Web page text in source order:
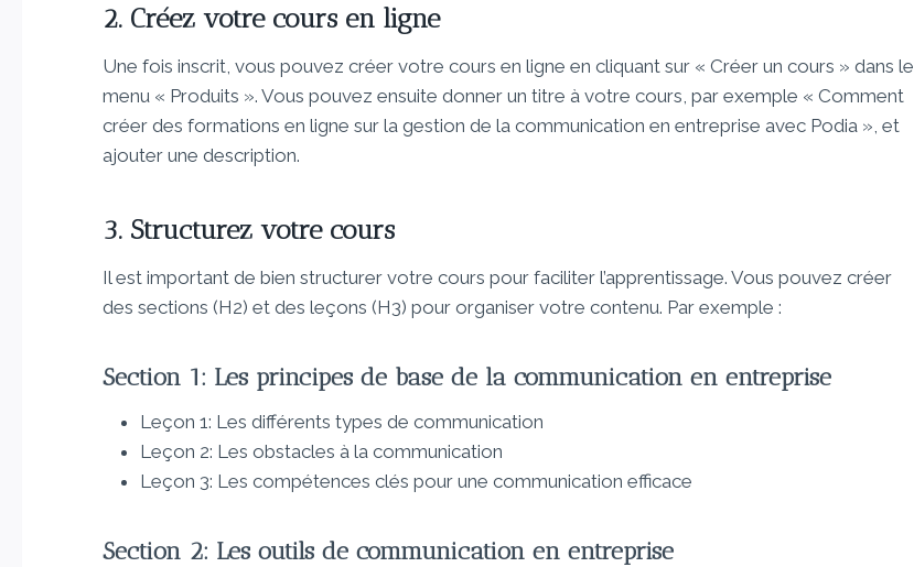
2. Créez votre cours en ligne
Une fois inscrit, vous pouvez créer votre cours en ligne en cliquant sur « Créer un cours » dans le
menu « Produits ». Vous pouvez ensuite donner un titre à votre cours, par exemple « Comment
créer des formations en ligne sur la gestion de la communication en entreprise avec Podia », et
ajouter une description.
3. Structurez votre cours
Il est important de bien structurer votre cours pour faciliter l’apprentissage. Vous pouvez créer
des sections (H2) et des leçons (H3) pour organiser votre contenu. Par exemple :
Section 1: Les principes de base de la communication en entreprise
Leçon 1: Les différents types de communication
Leçon 2: Les obstacles à la communication
Leçon 3: Les compétences clés pour une communication efficace
Section 2: Les outils de communication en entreprise